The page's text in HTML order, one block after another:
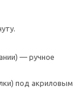
— ручное
под акриловым